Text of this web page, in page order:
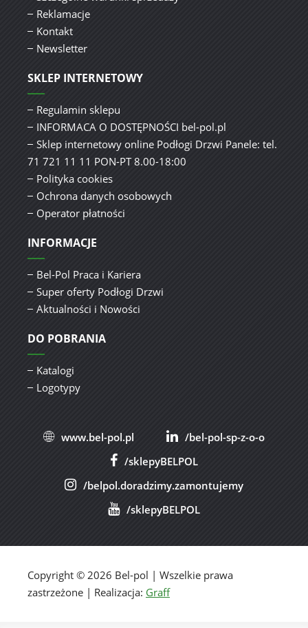
Reklamacje
Kontakt
Newsletter
SKLEP INTERNETOWY
Regulamin sklepu
INFORMACA O DOSTĘPNOŚCI bel-pol.pl
Sklep internetowy online Podłogi Drzwi Panele: tel.
71 721 11 11 PON-PT 8.00-18:00
Polityka cookies
Ochrona danych osobowych
Operator płatności
INFORMACJE
Bel-Pol Praca i Kariera
Super oferty Podłogi Drzwi
Aktualności i Nowości
DO POBRANIA
Katalogi
Logotypy
www.bel-pol.pl
/bel-pol-sp-z-o-o
/sklepyBELPOL
/belpol.doradzimy.zamontujemy
/sklepyBELPOL
Copyright © 2026 Bel-pol | Wszelkie prawa
zastrzeżone | Realizacja: Graff